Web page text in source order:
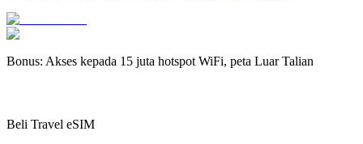
Bonus: Akses kepada 15 juta hotspot WiFi, peta Luar Talian
Beli Travel eSIM